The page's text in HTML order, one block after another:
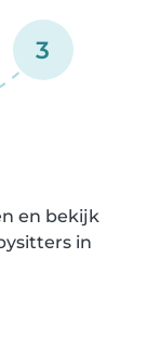
3
en bekijk
in